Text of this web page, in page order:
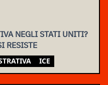
NEGLI STATI UNITI?
RESISTE
ICE